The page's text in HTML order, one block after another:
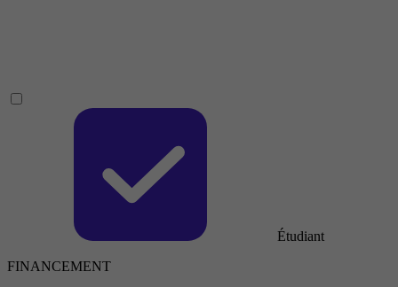
Étudiant
FINANCEMENT